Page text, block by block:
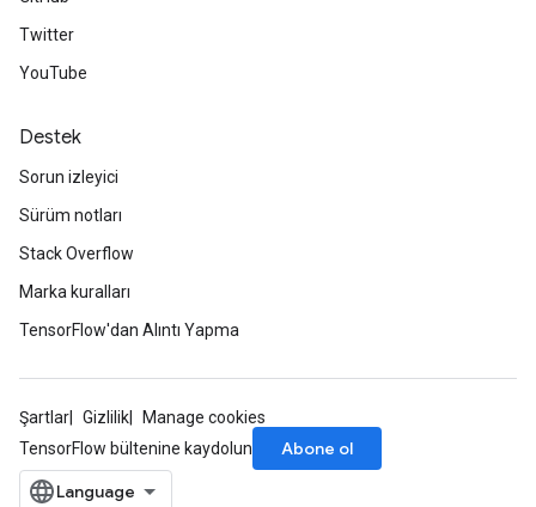
Twitter
YouTube
Destek
Sorun izleyici
Sürüm notları
Stack Overflow
Marka kuralları
TensorFlow'dan Alıntı Yapma
Şartlar Gizlilik
Manage cookies
TensorFlow bültenine kaydolun
Abone ol